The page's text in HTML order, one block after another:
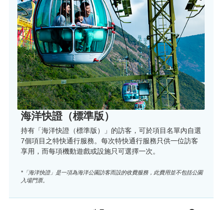
海洋快證（標準版）
持有「海洋快證（標準版）」的訪客，可於項目名單內自選
7個項目之特快通行服務。每次特快通行服務只供一位訪客
享用，而每項機動遊戲或設施只可選擇一次。
*「海洋快證」是一項為海洋公園訪客而設的收費服務，此費用並不包括公園
入場門票。